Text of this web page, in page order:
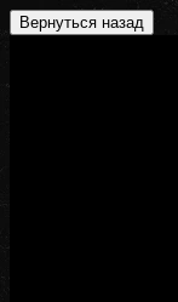
Вернуться назад